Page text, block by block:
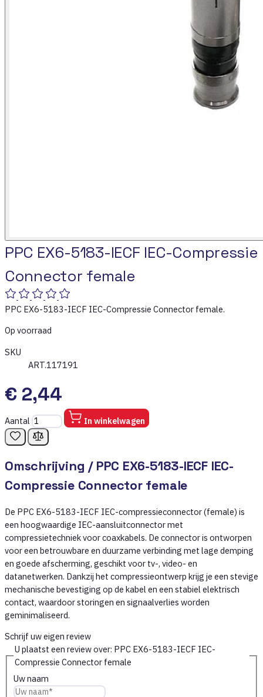
PPC EX6-5183-IECF IEC-Compressie
Connector female
PPC EX6-5183-IECF IEC-Compressie Connector female.
Op voorraad
SKU
ART.117191
€ 2,44
Aantal In winkelwagen
Omschrijving / PPC EX6-5183-IECF IEC-
Compressie Connector female
De PPC EX6-5183-IECF IEC-compressieconnector (female) is
een hoogwaardige IEC-aansluitconnector met
compressietechniek voor coaxkabels. De connector is ontworpen
voor een betrouwbare en duurzame verbinding met lage demping
en goede afscherming, geschikt voor tv-, video- en
datanetwerken. Dankzij het compressieontwerp krijg je een stevige
mechanische bevestiging op de kabel en een stabiel elektrisch
contact, waardoor storingen en signaalverlies worden
geminimaliseerd.
Schrijf uw eigen review
U plaatst een review over: PPC EX6-5183-IECF IEC-
Compressie Connector female
Uw naam